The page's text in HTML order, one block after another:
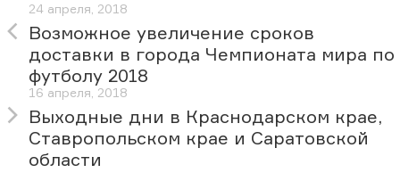
24 апреля, 2018
Возможное увеличение сроков
доставки в города Чемпионата мира по
футболу 2018
16 апреля, 2018
Выходные дни в Краснодарском крае,
Ставропольском крае и Саратовской
области